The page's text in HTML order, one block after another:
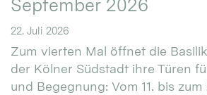
September 2026
22. Juli 2026
Zum vierten Mal öffnet die
der Kölner Südstadt ihre Türen
und Begegnung: Vom 11. bis